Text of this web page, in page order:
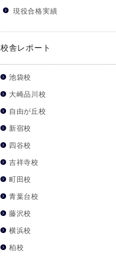
現役合格実績
校舎レポート
池袋校
大崎品川校
自由が丘校
新宿校
四谷校
吉祥寺校
町田校
青葉台校
藤沢校
横浜校
柏校